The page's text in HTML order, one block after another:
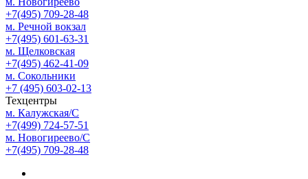
+7(495) 709-28-48
м. Речной вокзал
+7(495) 601-63-31
м. Щелковская
+7(495) 462-41-09
м. Сокольники
+7 (495) 603-02-13
Техцентры
м. Калужская/С
+7(499) 724-57-51
м. Новогиреево/С
+7(495) 709-28-48